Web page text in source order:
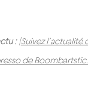
:[Suivez l’actualité
de Boombartstic.